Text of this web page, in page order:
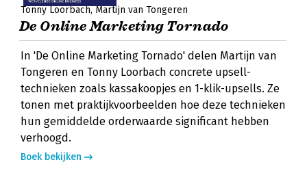
Tonny Loorbach Martijn van Tongeren
De Online Marketing Tornado
In 'De Online Marketing Tornado' delen Martijn van
Tongeren en Tonny Loorbach concrete upsell-
technieken zoals kassakoopjes en 1-klik-upsells. Ze
tonen met praktijkvoorbeelden hoe deze technieken
hun gemiddelde orderwaarde significant hebben
verhoogd.
Boek bekijken